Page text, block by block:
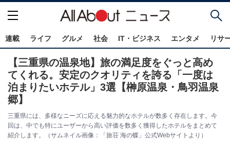
連載 ライフ グルメ 社会 IT・ビジネス エンタメ リサ
【三重県の温泉地】旅の満足度をぐっと高め
てくれる。安定のクオリティを誇る「一度は
泊まりたいホテル」3選【榊原温泉・鳥羽温泉
郷】
三重県には、多様なニーズに応える魅力的なホテルが数多く存在します。今
回は、中でも特にユーザーから高い評価を数多く獲得したホテルをまとめて
紹介します。（サムネイル画像：「旅荘 海の蝶」公式Webサイトより）